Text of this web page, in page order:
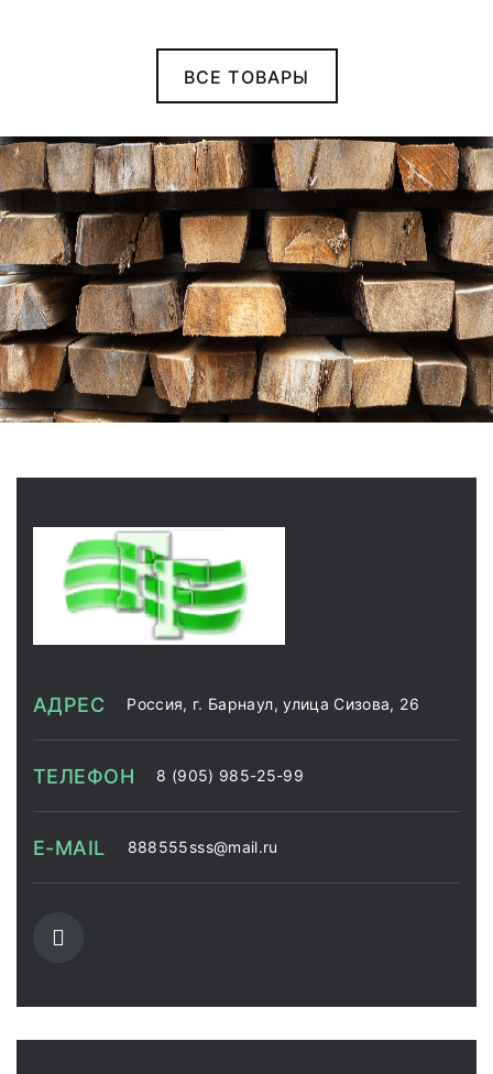
ВСЕ ТОВАРЫ
АДРЕС Россия, г. Барнаул, улица Сизова, 26
ТЕЛЕФОН 8 (905) 985-25-99
E-MAIL 888555sss@mail.ru